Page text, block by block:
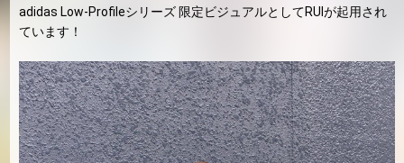
adidas Low-Profileシリーズ 限定ビジュアルとしてRUIが起用され
ています！